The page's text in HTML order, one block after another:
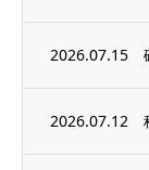
2026.07.15
2026.07.12